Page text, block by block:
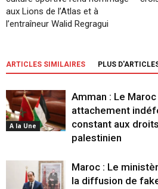
aux Lions de l’Atlas et à
l’entraîneur Walid Regragui
ARTICLES SIMILAIRES PLUS
A la Une
Amman : Le
attachement
constant aux
palestinien
Maroc : Le
la diffusion de